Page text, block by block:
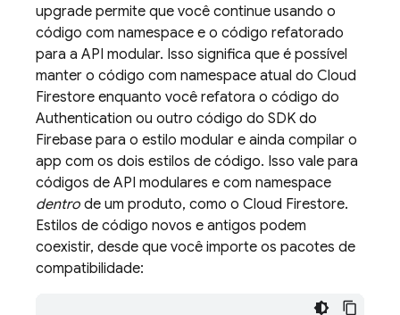
upgrade permite que você continue usando o
código com namespace e o código refatorado
para a API modular. Isso significa que é possível
manter o código com namespace atual do Cloud
Firestore enquanto você refatora o código do
Authentication ou outro código do SDK do
Firebase para o estilo modular e ainda compilar o
app com os dois estilos de código. Isso vale para
códigos de API modulares e com namespace
dentro de um produto, como o Cloud Firestore.
Estilos de código novos e antigos podem
coexistir, desde que você importe os pacotes de
compatibilidade: